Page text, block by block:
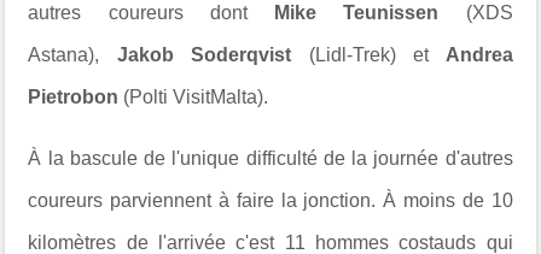
autres coureurs dont Mike Teunissen (XDS
Astana), Jakob Soderqvist (Lidl-Trek) etAndrea
Pietrobon (Polti VisitMalta).
À la bascule de l'unique difficulté de la journée d'autres
coureurs parviennent à faire la jonction. À moins de 10
kilomètres de l'arrivée c'est 11 hommes costauds qui